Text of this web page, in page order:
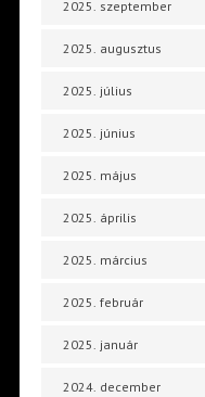
2025. szeptember
2025. augusztus
2025. július
2025. június
2025. május
2025. április
2025. március
2025. február
2025. január
2024. december